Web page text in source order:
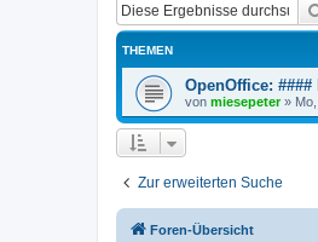
THEMEN
OpenOffice:
von miesepeter»
Zur erweiterten Suche
Foren-Übersicht